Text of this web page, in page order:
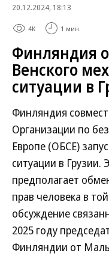
20.12.2024, 18:13
4K 1 мин.
Финляндия
Венского
ситуации в
Финляндия
Организации по
Европе (ОБСЕ)
ситуации в
предполагает
прав человека в
обсуждение
2025 году
Финляндии от